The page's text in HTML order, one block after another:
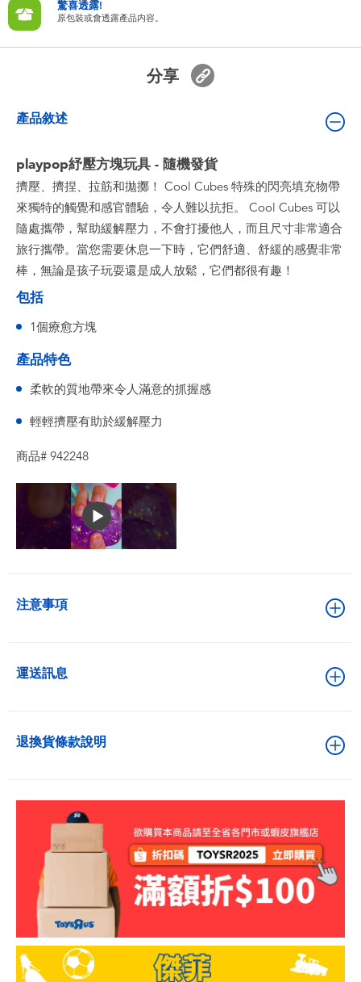
嬰兒及學前玩具
電池
角色收藏
生活雜貨
驚喜透露!
原包裝或會透露產品内容。
分享
產品敘述
playpop紓壓方塊玩具 - 隨機發貨
擠壓、擠捏、拉筋和拋擲！ Cool Cubes 特殊的閃亮填充物帶
來獨特的觸覺和感官體驗，令人難以抗拒。 Cool Cubes 可以
隨處攜帶，幫助緩解壓力，不會打擾他人，而且尺寸非常適合
旅行攜帶。當您需要休息一下時，它們舒適、舒緩的感覺非常
棒，無論是孩子玩耍還是成人放鬆，它們都很有趣！
包括
1個療愈方塊
產品特色
柔軟的質地帶來令人滿意的抓握感
輕輕擠壓有助於緩解壓力
商品# 942248
注意事項
運送訊息
退換貨條款說明